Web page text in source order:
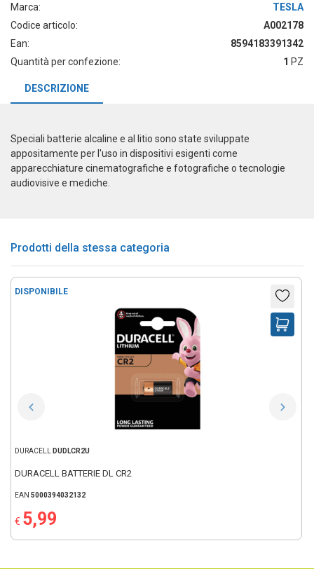
Marca:
TESLA
Codice articolo:
A002178
Ean:
8594183391342
Quantità per confezione:
1 PZ
DESCRIZIONE
Speciali batterie alcaline e al litio sono state sviluppate
appositamente per l'uso in dispositivi esigenti come
apparecchiature cinematografiche e fotografiche o tecnologie
audiovisive e mediche.
Prodotti della stessa categoria
DISPONIBILE
DURACELL DUDLCR2U
DURACELL BATTERIE DL CR2
EAN 5000394032132
€ 5,99